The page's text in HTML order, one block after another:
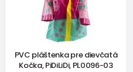
PVC pláštenka pre dievčatá
Kočka, PiDiLiDi, PL0096-03